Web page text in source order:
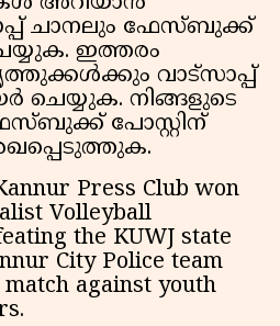
ചാനലും ഫേസ്ബുക്ക്
ഇത്തരം
വാട്സാപ്പ്
ചെയ്യുക. നിങ്ങളുടെ
പോസ്റ്റിന്
Press Club won
Volleyball
the KUWJ state
City Police team
against youth